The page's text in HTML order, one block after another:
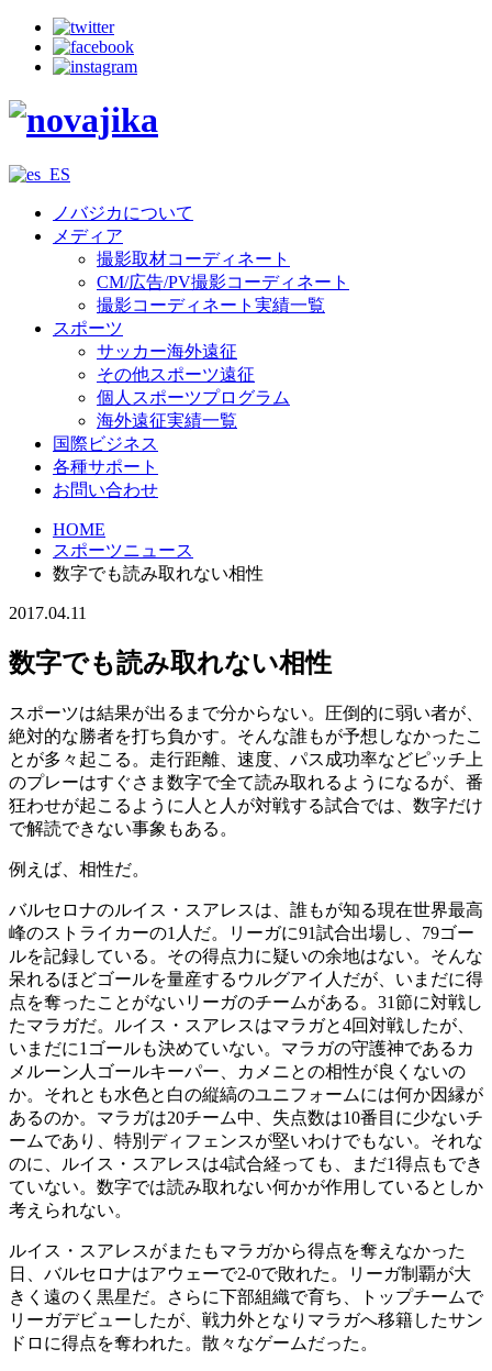
ノバジカについて
メディア
撮影取材コーディネート
CM/広告/PV撮影コーディネート
撮影コーディネート実績一覧
スポーツ
サッカー海外遠征
その他スポーツ遠征
個人スポーツプログラム
海外遠征実績一覧
国際ビジネス
各種サポート
お問い合わせ
HOME
スポーツニュース
数字でも読み取れない相性
2017.04.11
数字でも読み取れない相性
スポーツは結果が出るまで分からない。圧倒的に弱い者が、
絶対的な勝者を打ち負かす。そんな誰もが予想しなかったこ
とが多々起こる。走行距離、速度、パス成功率などピッチ上
のプレーはすぐさま数字で全て読み取れるようになるが、番
狂わせが起こるように人と人が対戦する試合では、数字だけ
で解読できない事象もある。
例えば、相性だ。
バルセロナのルイス・スアレスは、誰もが知る現在世界最高
峰のストライカーの1人だ。リーガに91試合出場し、79ゴー
ルを記録している。その得点力に疑いの余地はない。そんな
呆れるほどゴールを量産するウルグアイ人だが、いまだに得
点を奪ったことがないリーガのチームがある。31節に対戦し
たマラガだ。ルイス・スアレスはマラガと4回対戦したが、
いまだに1ゴールも決めていない。マラガの守護神であるカ
メルーン人ゴールキーパー、カメニとの相性が良くないの
か。それとも水色と白の縦縞のユニフォームには何か因縁が
あるのか。マラガは20チーム中、失点数は10番目に少ないチ
ームであり、特別ディフェンスが堅いわけでもない。それな
のに、ルイス・スアレスは4試合経っても、まだ1得点もでき
ていない。数字では読み取れない何かが作用しているとしか
考えられない。
ルイス・スアレスがまたもマラガから得点を奪えなかった
日、バルセロナはアウェーで2-0で敗れた。リーガ制覇が大
きく遠のく黒星だ。さらに下部組織で育ち、トップチームで
リーガデビューしたが、戦力外となりマラガへ移籍したサン
ドロに得点を奪われた。散々なゲームだった。